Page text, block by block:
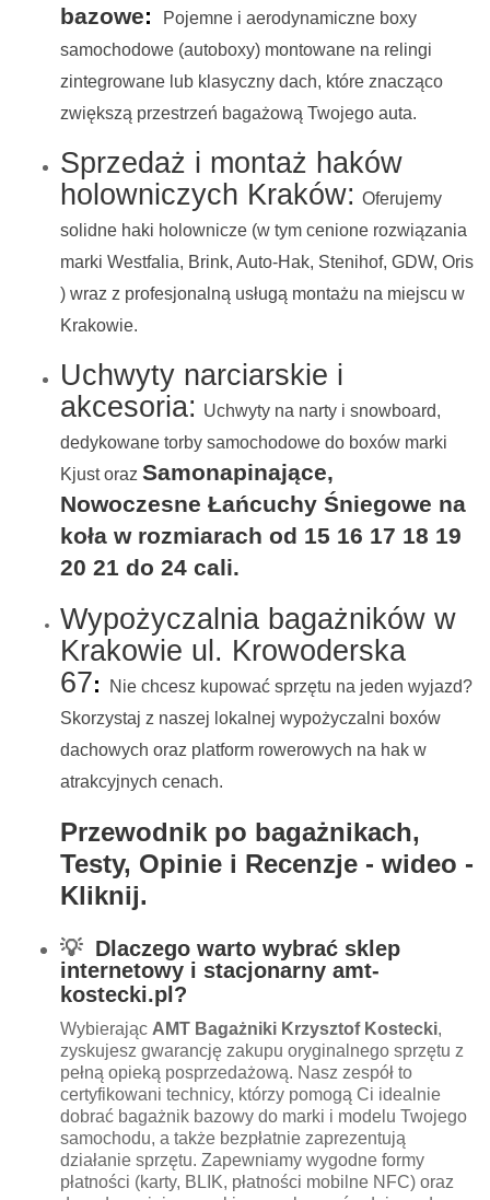
bazowe:
Pojemne i aerodynamiczne boxy
samochodowe (autoboxy) montowane na relingi
zintegrowane lub klasyczny dach, które znacząco
zwiększą przestrzeń bagażową Twojego auta.
Sprzedaż i montaż haków
holowniczych Kraków: Oferujemy
solidne haki holownicze (w tym cenione rozwiązania
marki Westfalia, Brink, Auto-Hak, Stenihof, GDW, Oris
) wraz z profesjonalną usługą montażu na miejscu w
Krakowie.
Uchwyty narciarskie i
akcesoria: Uchwyty na narty i snowboard,
dedykowane torby samochodowe do boxów marki
Kjust oraz Samonapinające,
Nowoczesne Łańcuchy Śniegowe na
koła w rozmiarach od 15 16 17 18 19
20 21 do 24 cali.
Wypożyczalnia bagażników w
Krakowie ul. Krowoderska
67:
Nie chcesz kupować sprzętu na jeden wyjazd?
Skorzystaj z naszej lokalnej wypożyczalni boxów
dachowych oraz platform rowerowych na hak w
atrakcyjnych cenach.
Przewodnik po bagażnikach,
Testy, Opinie i Recenzje - wideo -
Kliknij.
💡 Dlaczego warto wybrać sklep
internetowy i stacjonarny amt-
kostecki.pl?
Wybierając AMT Bagażniki Krzysztof Kostecki,
zyskujesz gwarancję zakupu oryginalnego sprzętu z
pełną opieką posprzedażową. Nasz zespół to
certyfikowani technicy, którzy pomogą Ci idealnie
dobrać bagażnik bazowy do marki i modelu Twojego
samochodu, a także bezpłatnie zaprezentują
działanie sprzętu. Zapewniamy wygodne formy
płatności (karty, BLIK, płatności mobilne NFC) oraz